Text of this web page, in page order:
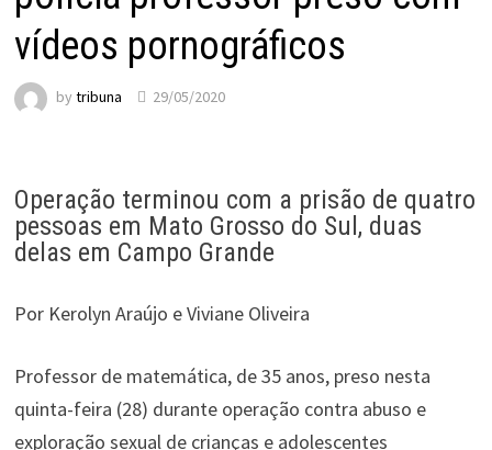
vídeos pornográficos
by tribuna 29/05/2020
Operação terminou com a prisão de quatro
pessoas em Mato Grosso do Sul, duas
delas em Campo Grande
Por Kerolyn Araújo e Viviane Oliveira
Professor de matemática, de 35 anos, preso nesta
quinta-feira (28) durante operação contra abuso e
exploração sexual de crianças e adolescentes